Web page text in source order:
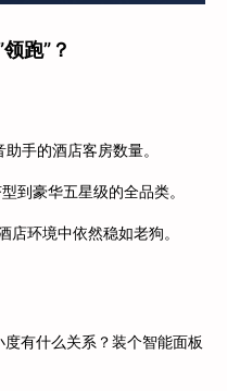
跑”？
手的酒店客房数量。
到豪华五星级的全品类。
店环境中依然稳如老狗。
有什么关系？装个智能面板